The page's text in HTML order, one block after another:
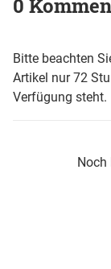
0
Bitte beachten
Artikel nur 72
Verfügung steht.
Noch